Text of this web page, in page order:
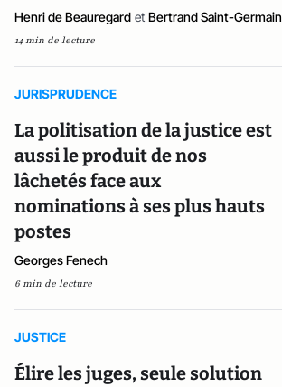
Henri de Beauregard et Bertrand Saint-Germain
14 min de lecture
JURISPRUDENCE
La politisation de la justice est
aussi le produit de nos
lâchetés face aux
nominations à ses plus hauts
postes
Georges Fenech
6 min de lecture
JUSTICE
Élire les juges, seule solution